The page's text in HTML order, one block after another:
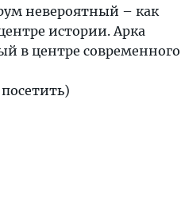
невероятный – как
истории. Арка
в центре современного